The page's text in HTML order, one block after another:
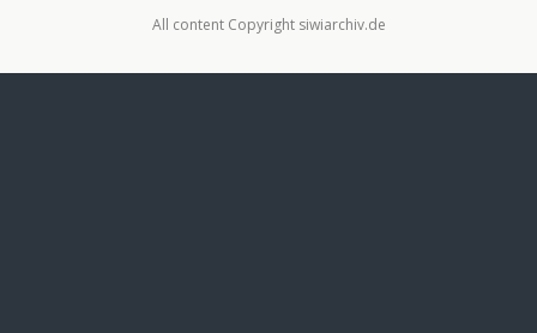
All content Copyright siwiarchiv.de